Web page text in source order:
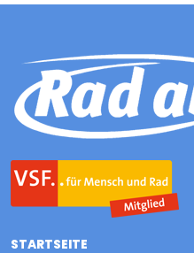
STARTSEITE